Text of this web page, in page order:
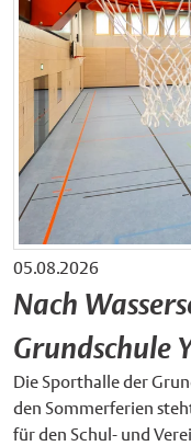
05.08.2026
Nach
Grundschule
Die Sporthalle der
den Sommerferien
für den Schul- und